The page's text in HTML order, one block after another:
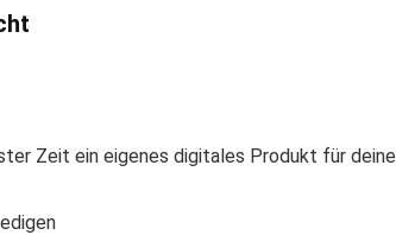
Zeit ein eigenes digitales Produkt für deine